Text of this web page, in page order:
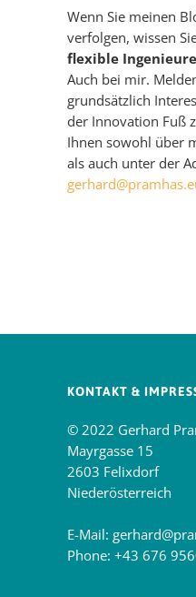
Wenn Sie meinen
verfolgen, wissen
flexible
Auch bei mir.
grundsätzlich
der Innovation Fuß
Ihnen sowohl über
als auch unter der
KONTAKT &
© 2022 Gerhard
Mayrgasse 15
2603 Felixdorf
Niederösterreich
E-Mail:
Phone: +43 676